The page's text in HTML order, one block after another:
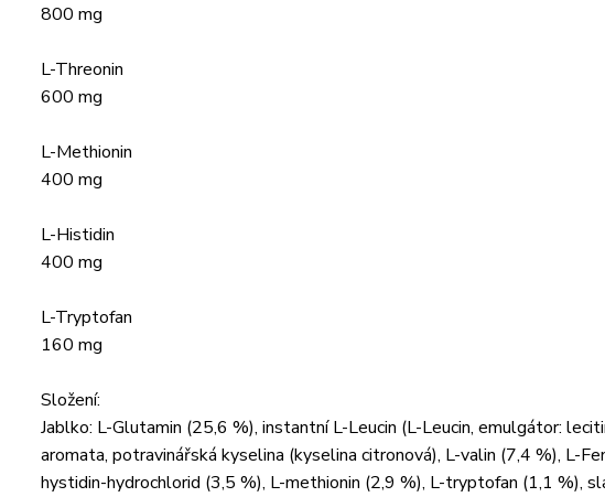
800 mg
L-Threonin
600 mg
L-Methionin
400 mg
L-Histidin
400 mg
L-Tryptofan
160 mg
Složení:
Jablko: L-Glutamin (25,6 %), instantní L-Leucin (L-Leucin, emulgátor:
aromata, potravinářská kyselina (kyselina citronová), L-valin (7,4 %), L-
hystidin-hydrochlorid (3,5 %), L-methionin (2,9 %), L-tryptofan (1,1 %),